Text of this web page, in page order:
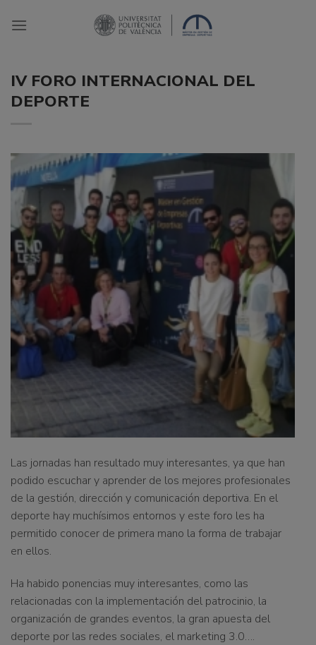
IV FORO INTERNACIONAL DEL
DEPORTE
Las jornadas han resultado muy interesantes, ya que han
podido escuchar y aprender de los mejores profesionales
de la gestión, dirección y comunicación deportiva. En el
deporte hay muchísimos entornos y este foro les ha
permitido conocer de primera mano la forma de trabajar
en ellos.
Ha habido ponencias muy interesantes, como las
relacionadas con la implementación del patrocinio, la
organización de grandes eventos, la gran apuesta del
deporte por las redes sociales, el marketing 3.0….